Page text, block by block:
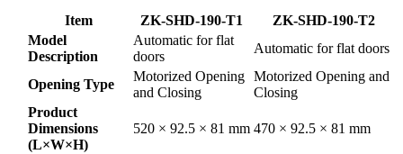
Item ZK-SHD-190-T1
ZK-SHD-190-T2
Model
Description
Automatic for flat
doors
Automatic for flat doors
Opening Type
Motorized Opening
and Closing
Motorized Opening and
Closing
Product
Dimensions
(L×W×H)
520 × 92.5 × 81 mm 470 × 92.5 × 81 mm